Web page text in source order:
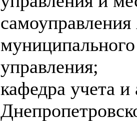
муниципального
управления;
кафедра учета и